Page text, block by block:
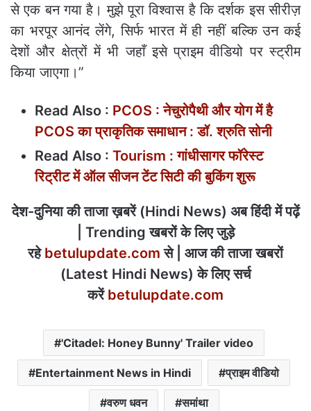
से एक बन गया है। मुझे पूरा विश्वास है कि दर्शक इस सीरीज़
का भरपूर आनंद लेंगे, सिर्फ भारत में ही नहीं बल्कि उन कई
देशों और क्षेत्रों में भी जहाँ इसे प्राइम वीडियो पर स्ट्रीम
किया जाएगा।”
Read Also : PCOS : नेचुरोपैथी और योग में है
PCOS का प्राकृतिक समाधान : डॉ. श्रुति सोनी
Read Also : Tourism : गांधीसागर फॉरेस्ट
रिट्रीट में ऑल सीजन टेंट सिटी की बुकिंग शुरू
देश-दुनिया की ताजा ख़बरें (Hindi News) अब हिंदी में पढ़ें
| Trending खबरों के लिए जुड़े
रहे betulupdate.com से | आज की ताजा खबरों
(Latest Hindi News) के लिए सर्च
करें betulupdate.com
'Citadel: Honey Bunny' Trailer video
Entertainment News in Hindi प्राइम वीडियो
वरुण धवन समांथा